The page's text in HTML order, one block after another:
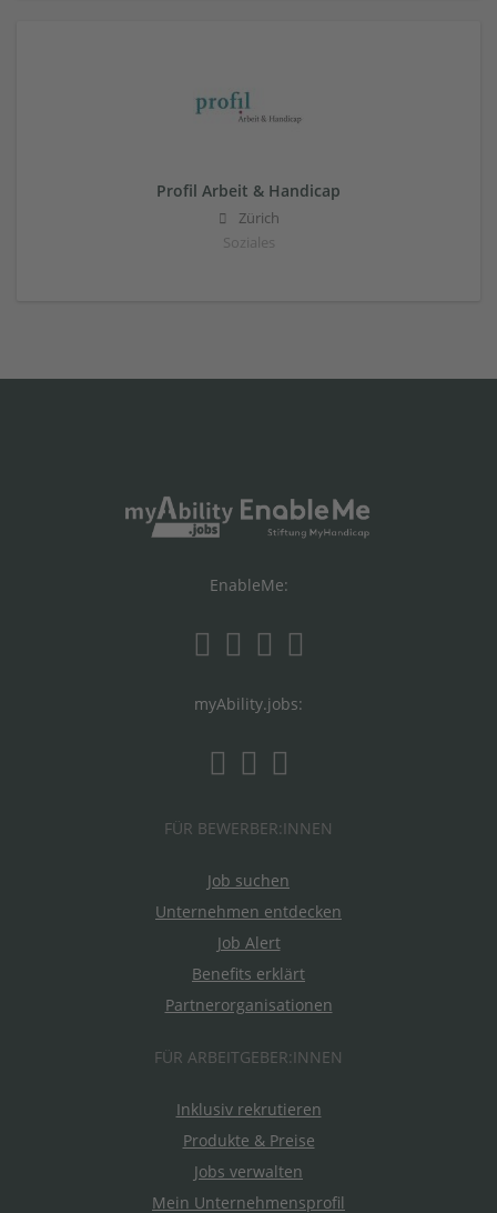
Profil Arbeit & Handicap
Zürich
Soziales
EnableMe:
myAbility.jobs:
FÜR BEWERBER:INNEN
Job suchen
Unternehmen entdecken
Job Alert
Benefits erklärt
Partnerorganisationen
FÜR ARBEITGEBER:INNEN
Inklusiv rekrutieren
Produkte & Preise
Jobs verwalten
Mein Unternehmensprofil